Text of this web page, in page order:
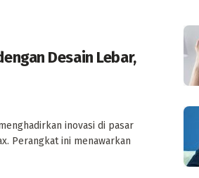
Desain Lebar,
inovasi di pasar
Perangkat ini menawarkan